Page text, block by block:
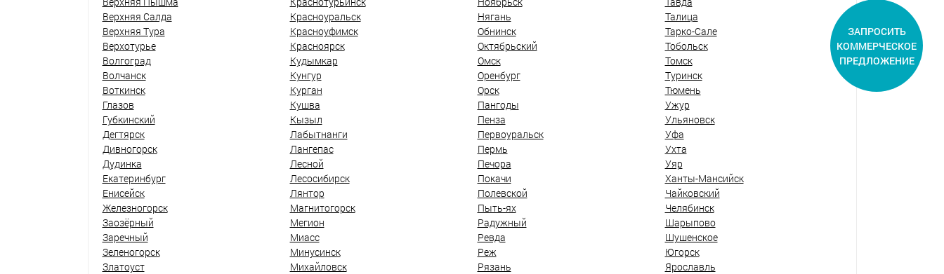
Верхняя Салда
Верхняя Тура
Верхотурье
Волгоград
Волчанск
Воткинск
Глазов
Губкинский
Дегтярск
Дивногорск
Дудинка
Екатеринбург
Енисейск
Железногорск
Заозёрный
Заречный
Зеленогорск
Златоуст
Красноуральск
Красноуфимск
Красноярск
Кудымкар
Кунгур
Курган
Кушва
Кызыл
Лабытнанги
Лангепас
Лесной
Лесосибирск
Лянтор
Магнитогорск
Мегион
Миасс
Минусинск
Михайловск
Нягань
Обнинск
Октябрьский
Омск
Оренбург
Орск
Пангоды
Пенза
Первоуральск
Пермь
Печора
Покачи
Полевской
Пыть-ях
Радужный
Ревда
Реж
Рязань
Талица
Тарко-Сале
Тобольск
Томск
Туринск
Тюмень
Ужур
Ульяновск
Уфа
Ухта
Уяр
Ханты-Мансийск
Чайковский
Челябинск
Шарыпово
Шушенское
Югорск
Ярославль
ЗАПРОСИТЬ
КОММЕРЧЕСКОЕ
ПРЕДЛОЖЕНИЕ